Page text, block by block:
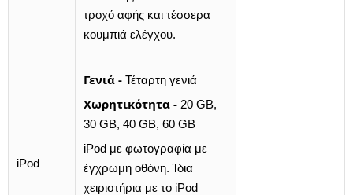
τροχό αφής και τέσσερα
κουμπιά ελέγχου.
iPod
Γενιά - Τέταρτη γενιά
Χωρητικότητα - 20 GB,
30 GB, 40 GB, 60 GB
iPod με φωτογραφία με
έγχρωμη οθόνη. Ίδια
χειριστήρια με το iPod